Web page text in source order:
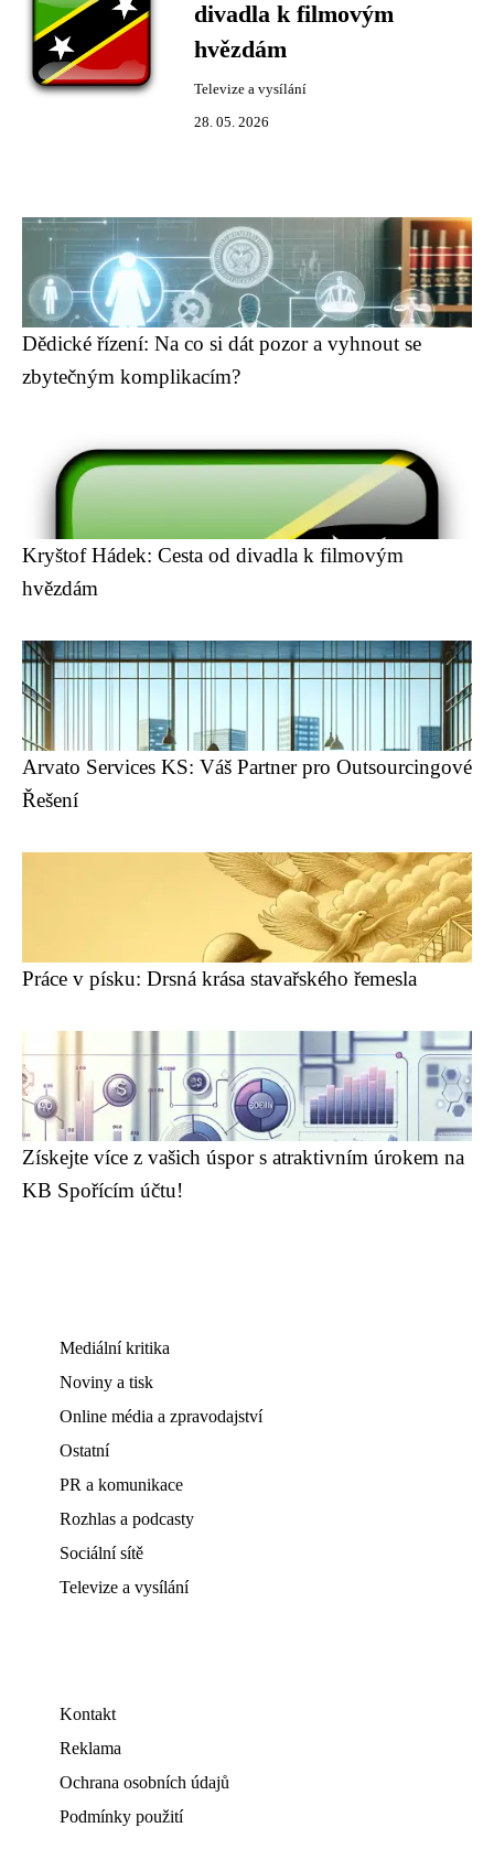
divadla k filmovým
hvězdám
Televize a vysílání
28. 05. 2026
Dědické řízení: Na co si dát pozor a vyhnout se
zbytečným komplikacím?
Kryštof Hádek: Cesta od divadla k filmovým
hvězdám
Arvato Services KS: Váš Partner pro Outsourcingové
Řešení
Práce v písku: Drsná krása stavařského řemesla
Získejte více z vašich úspor s atraktivním úrokem na
KB Spořícím účtu!
Mediální kritika
Noviny a tisk
Online média a zpravodajství
Ostatní
PR a komunikace
Rozhlas a podcasty
Sociální sítě
Televize a vysílání
Kontakt
Reklama
Ochrana osobních údajů
Podmínky použití